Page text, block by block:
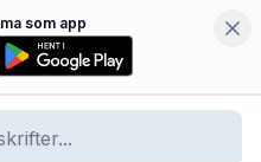
som app